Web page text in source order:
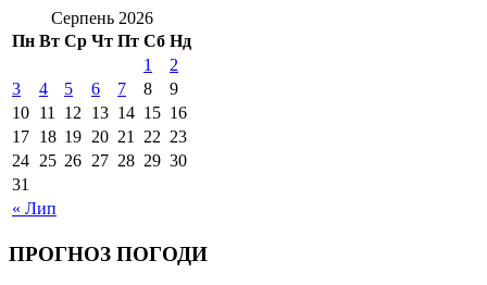
Серпень 2026
Пн Вт Ср Чт Пт Сб Нд
« Лип
1
2
3
4 5 6 7 8
9
10 11 12 13 14 15 16
17 18 19 20 21 22 23
24 25 26 27 28 29 30
31
ПРОГНОЗ ПОГОДИ